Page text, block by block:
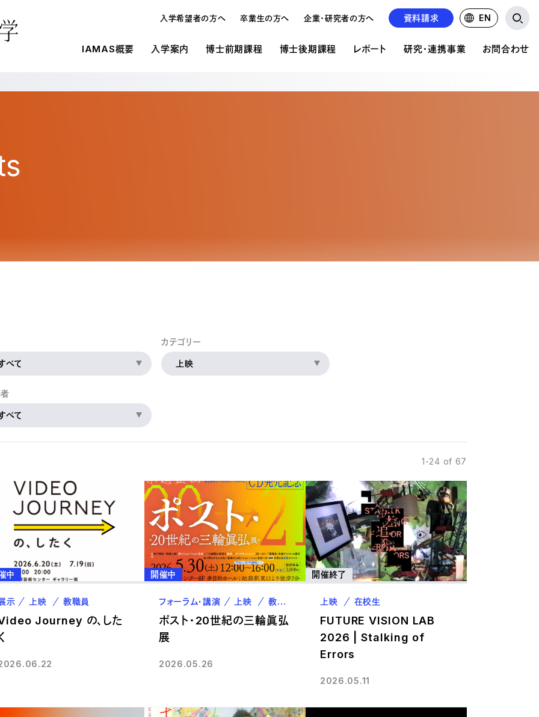
IAMAS概要 入学案内 博士前期課程 博士後期課程 レポート 研究・連携事業 お問合わせ
入学希望者の方へ 卒業生の方へ 企業・研究者の方へ 資料請求 EN
べて
カテゴリー
上映
べて
1-24 of 67
中
示 上映 教職員
Journey の、した
開催中
フォーラム・講演 上映 教職員
ポスト・20世紀の三輪眞弘
展
2026.05.26
開催終了
上映 在校生
FUTURE VISION LAB
2026 | Stalking of
Errors
2026.05.11